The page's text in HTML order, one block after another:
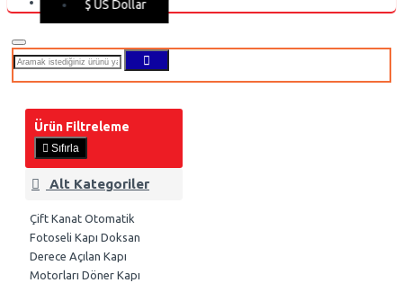
$ US Dollar
Ürün Filtreleme
Sıfırla
Alt Kategoriler
Çift Kanat Otomatik
Fotoseli Kapı Doksan
Derece Açılan Kapı
Motorları Döner Kapı